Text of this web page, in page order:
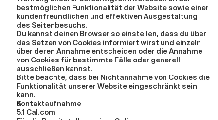
bestmöglichen Funktionalität der Website sowie einer
kundenfreundlichen und effektiven Ausgestaltung
des Seitenbesuchs.
Du kannst deinen Browser so einstellen, dass du über
das Setzen von Cookies informiert wirst und einzeln
über deren Annahme entscheiden oder die Annahme
von Cookies für bestimmte Fälle oder generell
ausschließen kannst.
Bitte beachte, dass bei Nichtannahme von Cookies die
Funktionalität unserer Website eingeschränkt sein
kann.
Kontaktaufnahme
5.1 Cal.com